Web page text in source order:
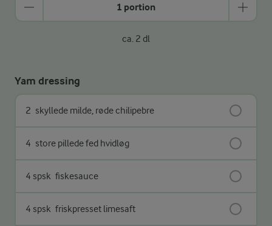
1 portion
ca. 2 dl
Yam dressing
2 skyllede milde, røde chilipebre
4 store pillede fed hvidløg
4 spsk fiskesauce
4 spsk friskpresset limesaft